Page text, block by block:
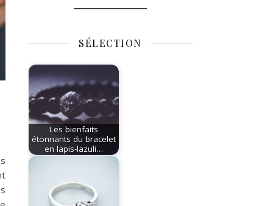
SÉLECTION
Les bienfaits
étonnants du bracelet
en lapis-lazuli…